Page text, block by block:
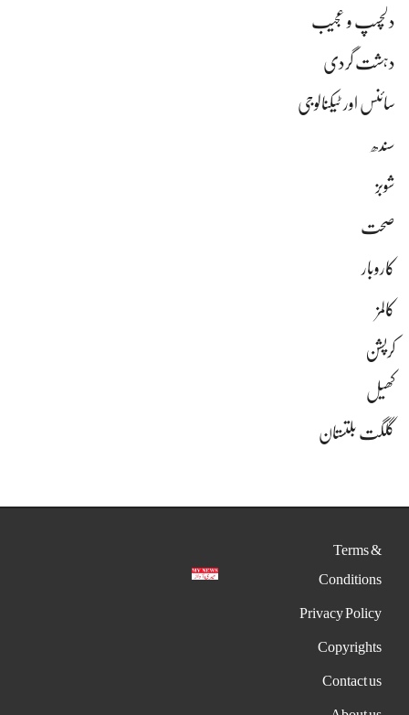
دلچسپ و عجیب
دہشت گردی
سائنس اور ٹیکنالوجی
سندھ
شوبز
صحت
کاروبار
کالمز
کرپشن
کھیل
گلگت بلتستان
Terms &
Conditions
Privacy Policy
Copyrights
Contact us